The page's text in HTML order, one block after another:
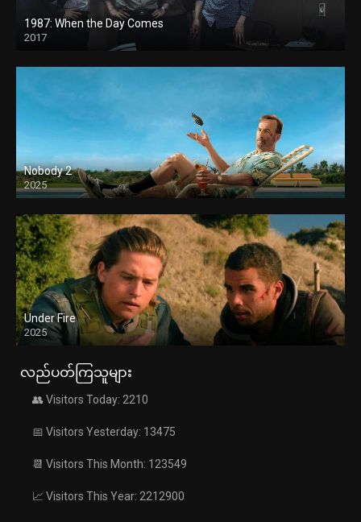
1987: When the Day Comes
2017
Nobody 2
2025
Under Fire
2025
လည်ပတ်ကြသူများ
👥 Visitors Today: 2210
📅 Visitors Yesterday: 13475
📆 Visitors This Month: 123549
📈 Visitors This Year: 2212900